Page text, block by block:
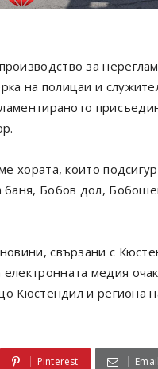
за
на полицаи и
хората, които
Бобов дол,
свързани с
електронната медия
Кюстендил и региона
Pinterest Email